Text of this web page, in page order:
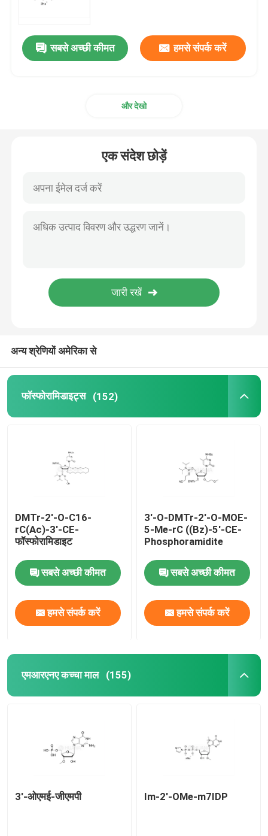
आणविक निदान
फ्लोरोसेंट रंग
वितरण प्रणाली
सबसे अच्छी कीमत हमसे संपर्क करें
और देखो
एक संदेश छोड़ें
अन्य श्रेणियों अमेरिका से
फॉस्फोरामिडाइट्स (152)
DMTr-2'-O-C16-
rC(Ac)-3'-CE-
फॉस्फोरामिडाइट
सबसे अच्छी कीमत
हमसे संपर्क करें
3'-O-DMTr-2'-O-MOE-
5-Me-rC ((Bz)-5'-CE-
Phosphoramidite
सबसे अच्छी कीमत
हमसे संपर्क करें
एमआरएनए कच्चा माल (155)
3'-ओएमई-जीएमपी Im-2'-OMe-m7IDP